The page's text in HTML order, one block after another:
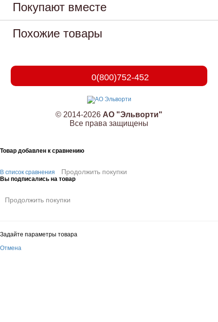
Покупают вместе
Похожие товары
0(800)752-452
© 2014-2026 АО "Эльворти"
Все права защищены
Товар добавлен к сравнению
В список сравнения Продолжить покупки
Вы подписались на товар
Продолжить покупки
Задайте параметры товара
Отмена